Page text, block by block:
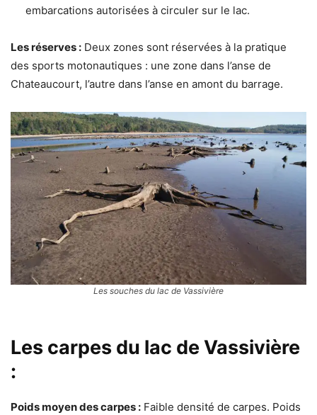
embarcations autorisées à circuler sur le lac.
Les réserves : Deux zones sont réservées à la pratique
des sports motonautiques : une zone dans l’anse de
Chateaucourt, l’autre dans l’anse en amont du barrage.
Les souches du lac de Vassivière
Les carpes du lac de Vassivière
:
Poids moyen des carpes : Faible densité de carpes. Poids